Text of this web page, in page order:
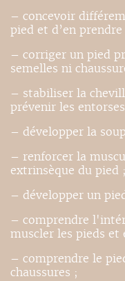
– concevoir
pied et d’en
– corriger un pied
semelles ni
– stabiliser la
prévenir les
– développer la
– renforcer la
extrinsèque du pied ;
– développer un
– comprendre
muscler les pieds et
– comprendre le
chaussures ;